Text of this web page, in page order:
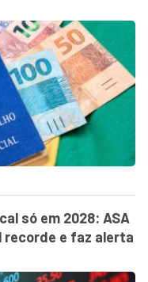
só em 2028: ASA
recorde e faz alerta